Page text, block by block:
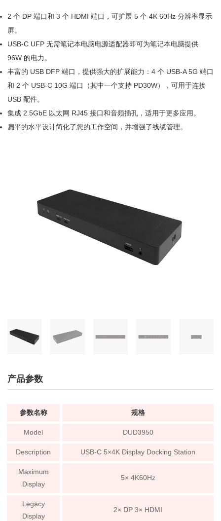
2 个 DP 端口和 3 个 HDMI 端口，可扩展 5 个 4K 60Hz 分辨率显示
屏。
USB-C UFP 无需笔记本电脑电源适配器即可为笔记本电脑提供
96W 的电力。
丰富的 USB DFP 端口，提供强大的扩展能力：4 个 USB-A 5G 端口
和 2 个 USB-C 10G 端口（其中一个支持 PD30W），可用于连接
USB 配件。
集成 2.5GbE 以太网 RJ45 接口和音频插孔，适用于更多应用。
扁平的水平设计简化了您的工作空间，并增强了线缆管理。
产品参数
参数名称 规格
Model DUD3950
Description USB-C 5×4K Display Docking Station
Maximum
Display
5× 4K60Hz
Legacy
Display
2× DP 3× HDMI